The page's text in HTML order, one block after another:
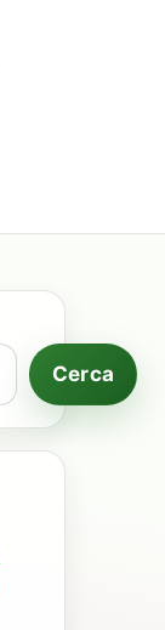
Cerca